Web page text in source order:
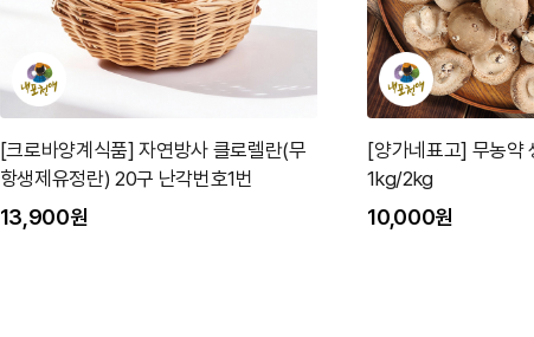
[크로바양계식품] 자연방사 클로렐란(무
항생제유정란) 20구 난각번호1번
13,900원
[양가네표고] 무농약
1kg/2kg
10,000원